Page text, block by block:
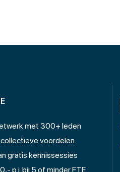
met 300+ leden
voordelen
gratis kennissessies
p.j. bij 5 of minder FTE